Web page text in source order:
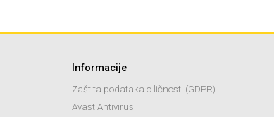
Informacije
Zaštita podataka o ličnosti (GDPR)
Avast Antivirus